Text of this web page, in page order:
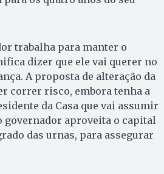
trabalha para manter o
dizer que ele vai querer no
A proposta de alteração da
correr risco, embora tenha a
da Casa que vai assumir
governador aproveita o capital
das urnas, para assegurar